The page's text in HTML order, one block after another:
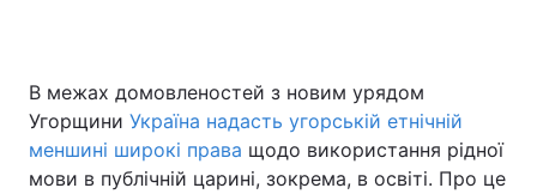
В межах домовленостей з новим урядом
Угорщини Україна надасть угорській етнічній
меншині широкі права щодо використання рідної
мови в публічній царині, зокрема, в освіті. Про це